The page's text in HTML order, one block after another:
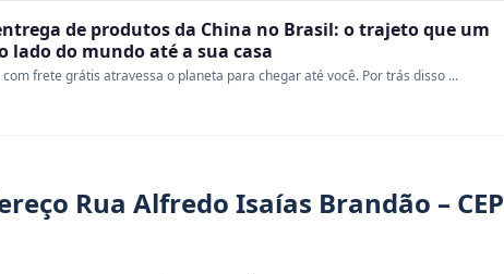
de produtos da China no Brasil: o trajeto que um
lado do mundo até a sua casa
frete grátis atravessa o planeta para chegar até você. Por trás disso ...
Rua Alfredo Isaías Brandão – CEP